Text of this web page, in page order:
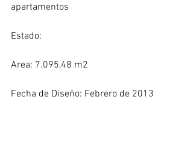
apartamentos
Estado:
Area: 7.095,48 m2
Fecha de Diseño: Febrero de 2013